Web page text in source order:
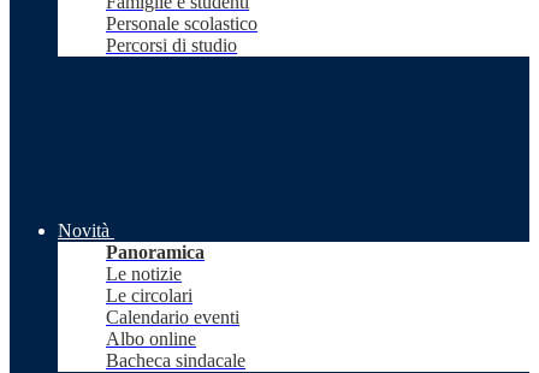
Personale scolastico
Percorsi di studio
Novità
Panoramica
Le notizie
Le circolari
Calendario eventi
Albo online
Bacheca sindacale